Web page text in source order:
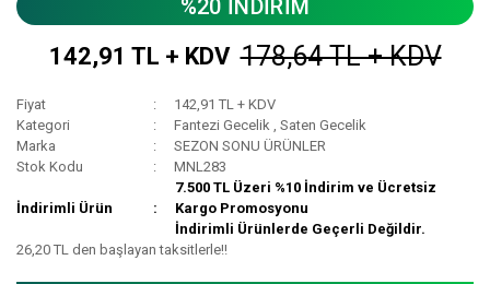
%20 İNDİRİM
142,91 TL + KDV 178,64 TL + KDV
Fiyat
142,91 TL + KDV
Kategori
Fantezi Gecelik ,Saten Gecelik
Marka
SEZON SONU ÜRÜNLER
Stok Kodu
MNL283
İndirimli Ürün
7.500 TL Üzeri %10 İndirim ve Ücretsiz
Kargo Promosyonu
İndirimli Ürünlerde Geçerli Değildir.
26,20 TL den başlayan taksitlerle!!